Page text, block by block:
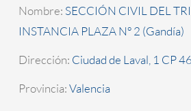
Nombre: SECCIÓN CIVIL DEL
INSTANCIA PLAZA Nº 2 (Gandía)
Dirección: Ciudad de Laval, 1 CP
Provincia:Valencia